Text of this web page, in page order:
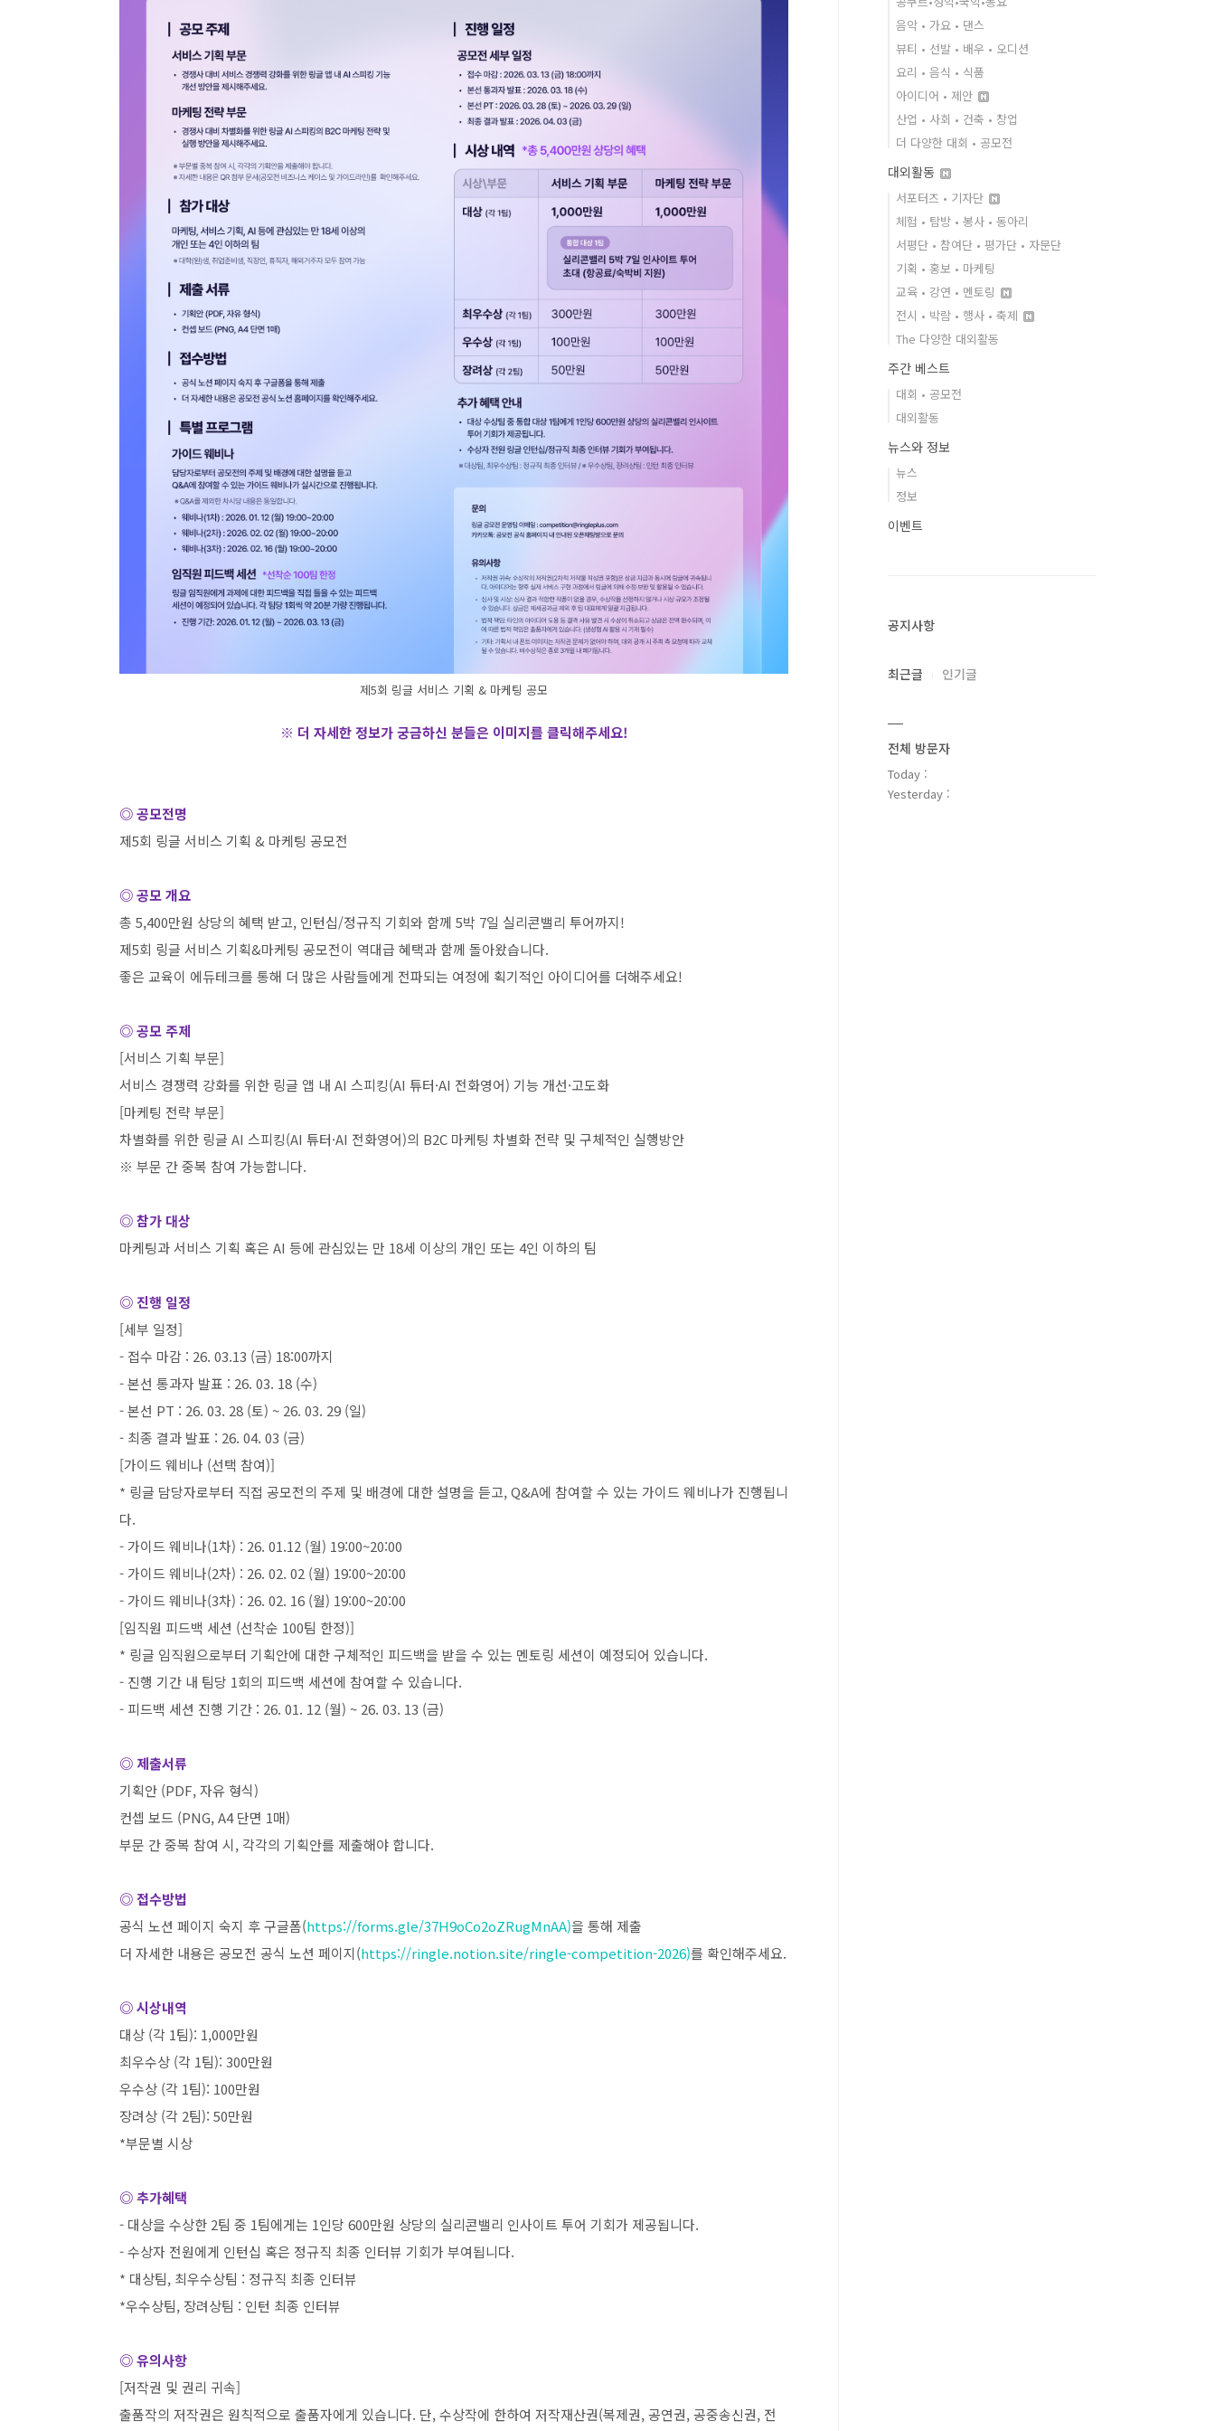
제5회 링글 서비스 기획 & 마케팅 공모
※ 더 자세한 정보가 궁금하신 분들은 이미지를 클릭해주세요!
◎ 공모전명
제5회 링글 서비스 기획 & 마케팅 공모전
◎ 공모 개요
총 5,400만원 상당의 혜택 받고, 인턴십/정규직 기회와 함께 5박 7일 실리콘밸리 투어까지!
제5회 링글 서비스 기획&마케팅 공모전이 역대급 혜택과 함께 돌아왔습니다.
좋은 교육이 에듀테크를 통해 더 많은 사람들에게 전파되는 여정에 획기적인 아이디어를 더해주세요!
◎ 공모 주제
[서비스 기획 부문]
서비스 경쟁력 강화를 위한 링글 앱 내 AI 스피킹(AI 튜터·AI 전화영어) 기능 개선·고도화
[마케팅 전략 부문]
차별화를 위한 링글 AI 스피킹(AI 튜터·AI 전화영어)의 B2C 마케팅 차별화 전략 및 구체적인 실행방안
※ 부문 간 중복 참여 가능합니다.
◎ 참가 대상
마케팅과 서비스 기획 혹은 AI 등에 관심있는 만 18세 이상의 개인 또는 4인 이하의 팀
◎ 진행 일정
[세부 일정]
- 접수 마감 : 26. 03.13 (금) 18:00까지
-본선 통과자 발표 : 26. 03. 18 (수)
-본선 PT : 26. 03. 28 (토) ~ 26. 03. 29 (일)
- 최종 결과 발표 : 26. 04. 03 (금)
[가이드 웨비나 (선택 참여)]
* 링글 담당자로부터 직접 공모전의 주제 및 배경에 대한 설명을 듣고, Q&A에 참여할 수 있는 가이드 웨비나가 진행됩니
다.
-가이드 웨비나(1차) : 26. 01.12 (월) 19:00~20:00
-가이드 웨비나(2차) : 26. 02. 02 (월) 19:00~20:00
-가이드 웨비나(3차) : 26. 02. 16 (월) 19:00~20:00
[임직원 피드백 세션 (선착순 100팀 한정)]
* 링글 임직원으로부터 기획안에 대한 구체적인 피드백을 받을 수 있는 멘토링 세션이 예정되어 있습니다.
- 진행 기간 내 팀당 1회의 피드백 세션에 참여할 수 있습니다.
- 피드백 세션 진행 기간 : 26. 01. 12 (월) ~ 26. 03. 13 (금)
◎ 제출서류
기획안 (PDF,자유 형식)
컨셉 보드 (PNG, A4단면 1매)
부문 간 중복 참여 시, 각각의 기획안를 제출해야 합니다.
◎ 접수방법
공식 노션 페이지 숙지 후 구글폼(https://forms.gle/37H9oCo2oZRugMnAA)을 통해 제출
더 자세한 내용은 공모전 공식 노션 페이지(https://ringle.notion.site/ringle-competition-2026)를 확인해주세요.
◎ 시상내역
대상 (각 1팀): 1,000만원
최우수상 (각 1팀): 300만원
우수상 (각 1팀): 100만원
장려상 (각 2팀): 50만원
*부문별 시상
◎ 추가혜택
- 대상을 수상한 2팀 중 1팀에게는 1인당 600만원 상당의 실리콘밸리 인사이트 투어 기회가 제공됩니다.
-수상자 전원에게 인턴십 혹은 정규직 최종 인터뷰 기회가 부여됩니다.
* 대상팀, 최우수상팀 : 정규직 최종 인터뷰
*우수상팀, 장려상팀 : 인턴 최종 인터뷰
◎ 유의사항
[저작권 및 권리 귀속]
출품작의 저작권은 원칙적으로 출품자에게 있습니다. 단,수상작에 한하여 저작재산권(복제권,공연권,공중송신권, 전
음악 • 가요 • 댄스
뷰티 • 선발 • 배우 • 오디션
요리 • 음식 • 식품
아이디어 • 제안
산업 • 사회 • 건축 • 창업
더 다양한 대회 • 공모전
대외활동
서포터즈 • 기자단
체험 • 탐방 • 봉사 • 동아리
서평단 • 참여단 • 평가단 • 자문단
기획 • 홍보 • 마케팅
교육 • 강연 • 멘토링
전시 • 박람 • 행사 • 축제
The 다양한 대외활동
주간 베스트
대회 • 공모전
대외활동
뉴스와 정보
뉴스
정보
이벤트
공지사항
최근글 인기글
전체 방문자
Today :
Yesterday :